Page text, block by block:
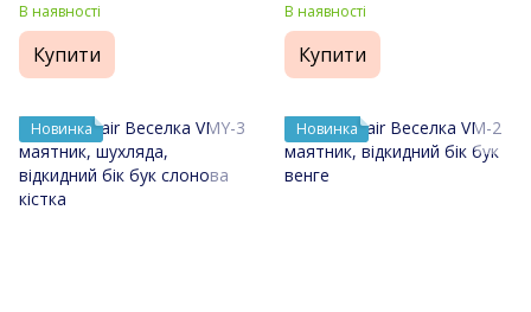
В наявності
Купити
В наявності
Купити
Новинка Новинка